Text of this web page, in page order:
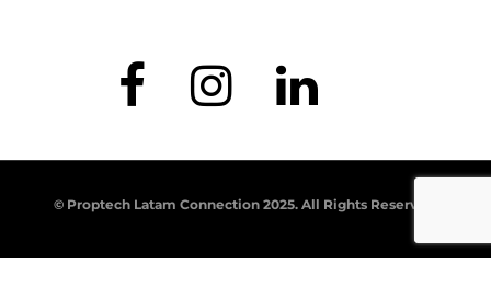
© Proptech Latam Connection 2025. All Rights Reserved.